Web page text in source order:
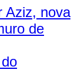
Aziz, nova
de